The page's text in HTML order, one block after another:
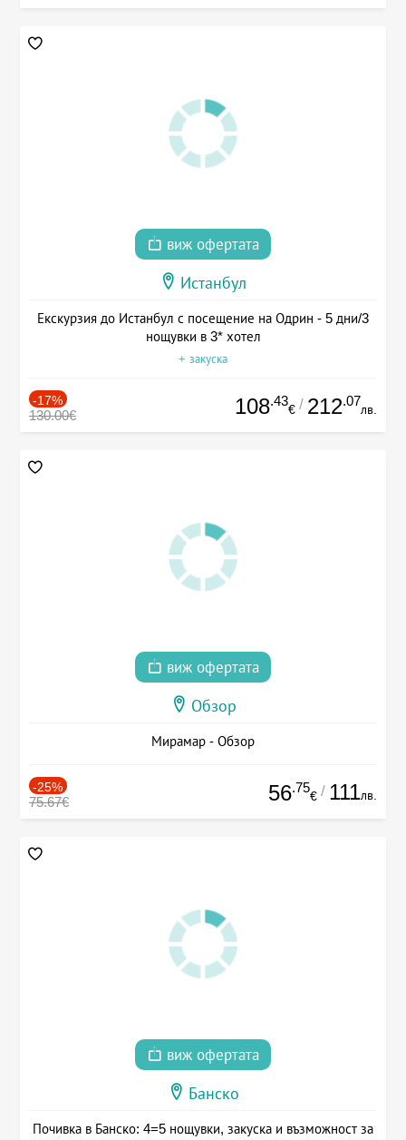
виж офертата
Истанбул
Екскурзия до Истанбул с посещение на Одрин - 5 дни/3
нощувки в 3* хотел
+ закуска
-17%
130.00€ 108.43
€ / 212.07
лв.
виж офертата
Обзор
Мирамар - Обзор
-25%
75.67€ 56.75
€ / 111лв.
виж офертата
Банско
Почивка в Банско: 4=5 нощувки, закуска и възможност за